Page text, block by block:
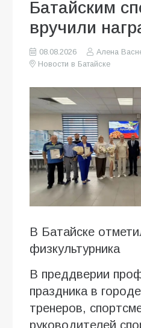
Батайским
вручили
08.08.2026
Алена
Новости в Батайске
В Батайске
физкультурника
В преддверии
праздника в
тренеров,
руководителей